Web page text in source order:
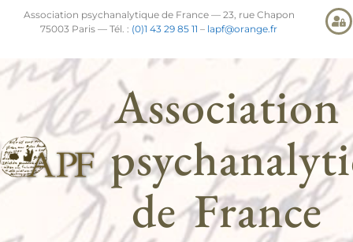
Association psychanalytique de France — 23, rue Chapon
75003 Paris — Tél. : (0)1 43 29 85 11 – lapf@orange.fr
Association
de France